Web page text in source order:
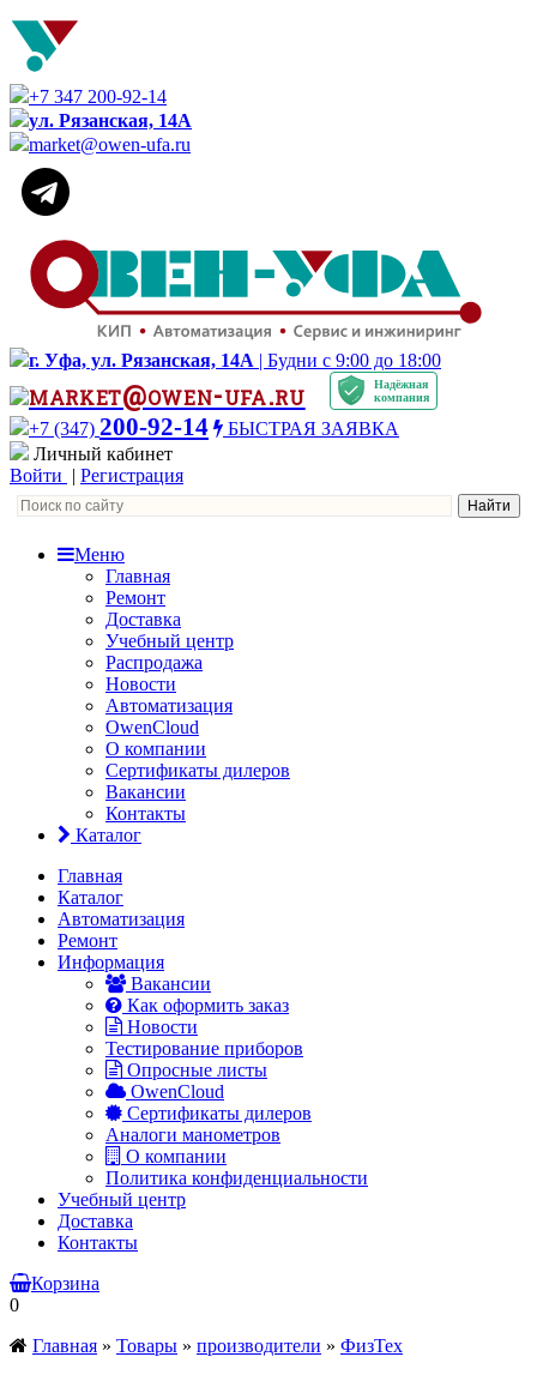
+7 347 200-92-14
ул. Рязанская, 14А
market@owen-ufa.ru
г. Уфа, ул. Рязанская, 14А | Будни с 9:00 до 18:00
market@owen-ufa.ru
Надёжная
компания
+7 (347) 200-92-14
БЫСТРАЯ ЗАЯВКА
Личный кабинет
Войти | Регистрация
Меню
Главная
Ремонт
Доставка
Учебный центр
Распродажа
Новости
Автоматизация
OwenCloud
О компании
Сертификаты дилеров
Вакансии
Контакты
Каталог
Главная
Каталог
Автоматизация
Ремонт
Информация
Вакансии
Как оформить заказ
Новости
Тестирование приборов
Опросные листы
OwenCloud
Сертификаты дилеров
Аналоги манометров
О компании
Политика конфиденциальности
Учебный центр
Доставка
Контакты
Корзина
0
Главная » Товары » производители » ФизТех